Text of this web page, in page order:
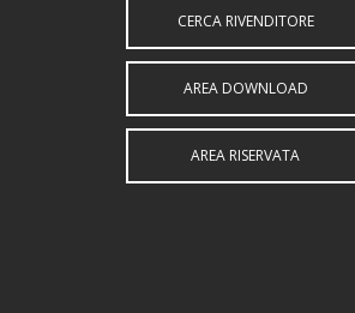
CERCA RIVENDITORE
AREA DOWNLOAD
AREA RISERVATA